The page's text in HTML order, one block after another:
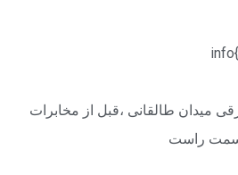
میدان طالقانی ،قبل از مخابرات